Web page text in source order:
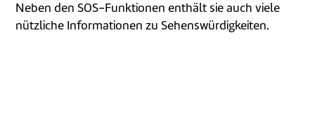
Neben den SOS-Funktionen enthält sie auch viele
nützliche Informationen zu Sehenswürdigkeiten.